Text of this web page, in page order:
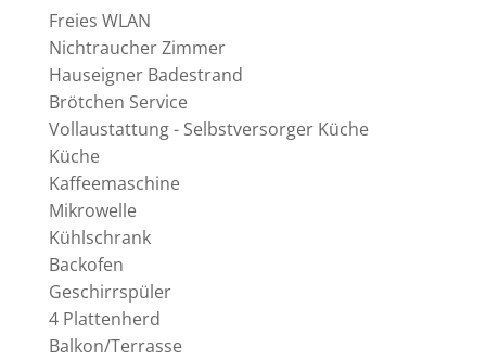
Freies WLAN
Nichtraucher Zimmer
Hauseigner Badestrand
Brötchen Service
Vollaustattung - Selbstversorger Küche
Küche
Kaffeemaschine
Mikrowelle
Kühlschrank
Backofen
Geschirrspüler
4 Plattenherd
Balkon/Terrasse